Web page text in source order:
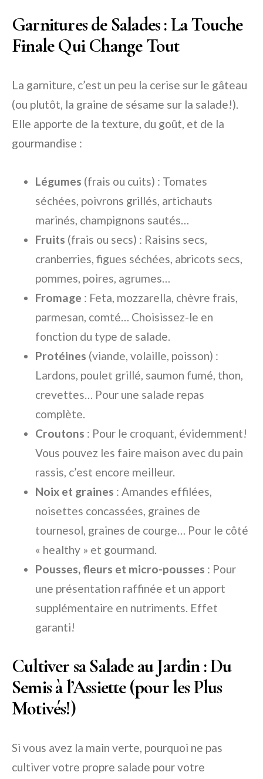
Garnitures de Salades : La Touche
Finale Qui Change Tout
La garniture, c’est un peu la cerise sur le gâteau
(ou plutôt, la graine de sésame sur la salade!).
Elle apporte de la texture, du goût, et de la
gourmandise :
Légumes (frais ou cuits) : Tomates
séchées, poivrons grillés, artichauts
marinés, champignons sautés…
Fruits (frais ou secs) : Raisins secs,
cranberries, figues séchées, abricots secs,
pommes, poires, agrumes…
Fromage : Feta, mozzarella, chèvre frais,
parmesan, comté… Choisissez-le en
fonction du type de salade.
Protéines (viande, volaille, poisson) :
Lardons, poulet grillé, saumon fumé, thon,
crevettes… Pour une salade repas
complète.
Croutons : Pour le croquant, évidemment!
Vous pouvez les faire maison avec du pain
rassis, c’est encore meilleur.
Noix et graines : Amandes effilées,
noisettes concassées, graines de
tournesol, graines de courge… Pour le côté
« healthy » et gourmand.
Pousses, fleurs et micro-pousses : Pour
une présentation raffinée et un apport
supplémentaire en nutriments. Effet
garanti!
Cultiver sa Salade au Jardin : Du
Semis à l’Assiette (pour les Plus
Motivés!)
Si vous avez la main verte, pourquoi ne pas
cultiver votre propre salade pour votre